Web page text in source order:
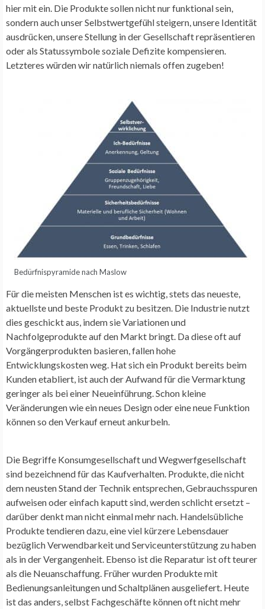
hier mit ein. Die Produkte sollen nicht nur funktional sein,
sondern auch unser Selbstwertgefühl steigern, unsere Identität
ausdrücken, unsere Stellung in der Gesellschaft repräsentieren
oder als Statussymbole soziale Defizite kompensieren.
Letzteres würden wir natürlich niemals offen zugeben!
Bedürfnispyramide nach Maslow
Für die meisten Menschen ist es wichtig, stets das neueste,
aktuellste und beste Produkt zu besitzen. Die Industrie nutzt
dies geschickt aus, indem sie Variationen und
Nachfolgeprodukte auf den Markt bringt. Da diese oft auf
Vorgängerprodukten basieren, fallen hohe
Entwicklungskosten weg. Hat sich ein Produkt bereits beim
Kunden etabliert, ist auch der Aufwand für die Vermarktung
geringer als bei einer Neueinführung. Schon kleine
Veränderungen wie ein neues Design oder eine neue Funktion
können so den Verkauf erneut ankurbeln.
Die Begriffe Konsumgesellschaft und Wegwerfgesellschaft
sind bezeichnend für das Kaufverhalten. Produkte, die nicht
dem neusten Stand der Technik entsprechen, Gebrauchsspuren
aufweisen oder einfach kaputt sind, werden schlicht ersetzt –
darüber denkt man nicht einmal mehr nach. Handelsübliche
Produkte tendieren dazu, eine viel kürzere Lebensdauer
bezüglich Verwendbarkeit und Serviceunterstützung zu haben
als in der Vergangenheit. Ebenso ist die Reparatur ist oft teurer
als die Neuanschaffung. Früher wurden Produkte mit
Bedienungsanleitungen und Schaltplänen ausgeliefert. Heute
ist das anders, selbst Fachgeschäfte können oft nicht mehr